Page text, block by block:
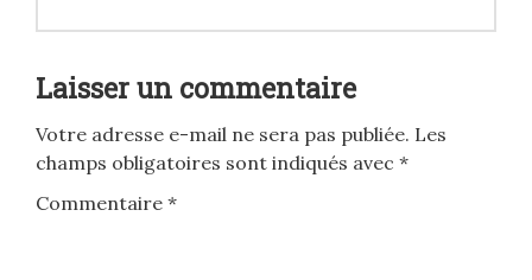
Laisser un commentaire
Votre adresse e-mail ne sera pas publiée. Les
champs obligatoires sont indiqués avec *
Commentaire *